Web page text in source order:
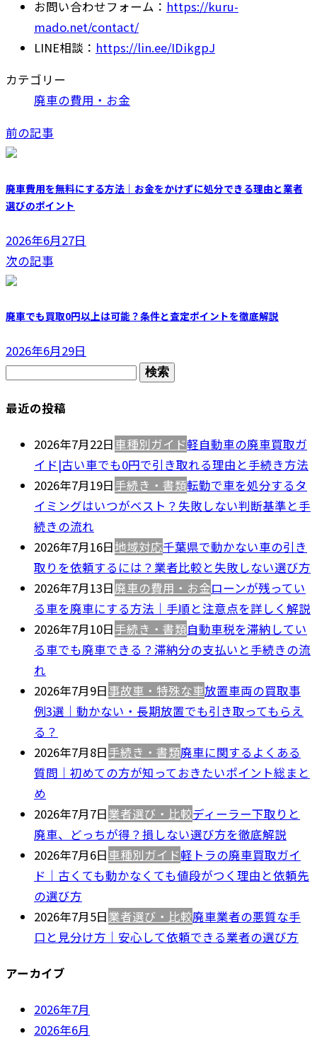
お問い合わせフォーム： https://kuru-
mado.net/contact/
LINE相談 ： https://lin.ee/IDikgpJ
カテゴリー
廃車の費用・お金
前の記事
廃車費用を無料にする方法｜お金をかけずに処分できる理由と業者
選びのポイント
2026年6月27日
次の記事
廃車でも買取0円以上は可能？条件と査定ポイントを徹底解説
2026年6月29日
検
最近の投稿
2026年7月22日車種別ガイド軽自動車の廃車買取ガ
イド|古い車でも0円で引き取れる理由と手続き方法
2026年7月19日手続き・書類転勤で車を処分するタ
イミングはいつがベスト？失敗しない判断基準と手
続きの流れ
2026年7月16日地域対応千葉県で動かない車の引き
取りを依頼するには？業者比較と失敗しない選び方
2026年7月13日廃車の費用・お金ローンが残ってい
る車を廃車にする方法｜手順と注意点を詳しく解説
2026年7月10日手続き・書類自動車税を滞納してい
る車でも廃車できる？滞納分の支払いと手続きの流
れ
2026年7月9日事故車・特殊な車放置車両の買取事
例3選｜動かない・長期放置でも引き取ってもらえ
る？
2026年7月8日手続き・書類廃車に関するよくある
質問｜初めての方が知っておきたいポイント総まと
め
2026年7月7日業者選び・比較ディーラー下取りと
廃車、どっちが得？損しない選び方を徹底解説
2026年7月6日車種別ガイド軽トラの廃車買取ガイ
ド｜古くても動かなくても値段がつく理由と依頼先
の選び方
2026年7月5日業者選び・比較廃車業者の悪質な手
口と見分け方｜安心して依頼できる業者の選び方
アーカイブ
2026年7月
2026年6月